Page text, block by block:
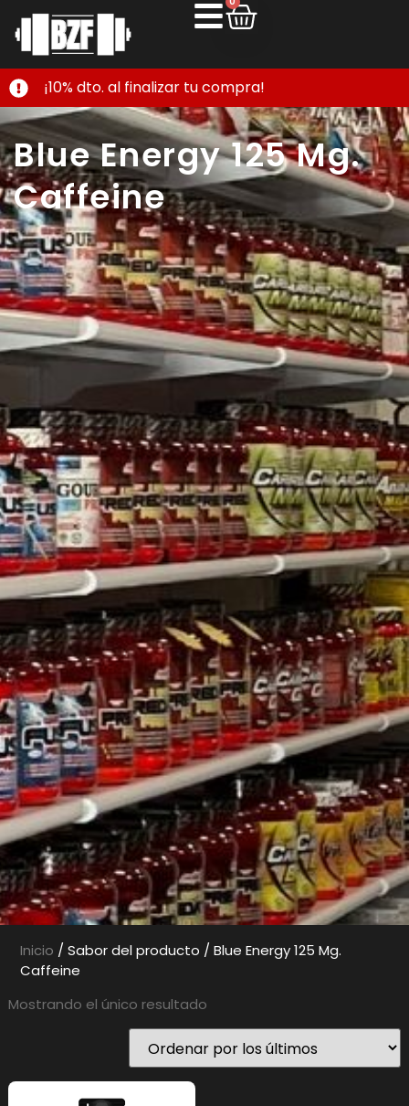
¡10% dto. al finalizar tu compra!
Blue Energy 125 Mg.
Caffeine
Inicio / Sabor del producto / Blue Energy 125 Mg.
Caffeine
Mostrando el único resultado